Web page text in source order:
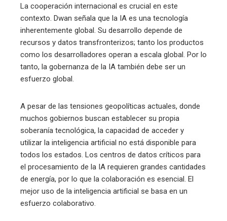
La cooperación internacional es crucial en este
contexto. Dwan señala que la IA es una tecnología
inherentemente global. Su desarrollo depende de
recursos y datos transfronterizos; tanto los productos
como los desarrolladores operan a escala global. Por lo
tanto, la gobernanza de la IA también debe ser un
esfuerzo global.
A pesar de las tensiones geopolíticas actuales, donde
muchos gobiernos buscan establecer su propia
soberanía tecnológica, la capacidad de acceder y
utilizar la inteligencia artificial no está disponible para
todos los estados. Los centros de datos críticos para
el procesamiento de la IA requieren grandes cantidades
de energía, por lo que la colaboración es esencial. El
mejor uso de la inteligencia artificial se basa en un
esfuerzo colaborativo.